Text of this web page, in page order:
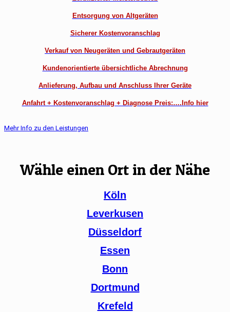
Entsorgung von Altgeräten
Sicherer Kostenvoranschlag
Verkauf von Neugeräten und Gebrautgeräten
Kundenorientierte übersichtliche Abrechnung
Anlieferung, Aufbau und Anschluss Ihrer Geräte
Anfahrt + Kostenvoranschlag + Diagnose Preis:….Info hier
Mehr Info zu den Leistungen
Wähle einen Ort in der Nähe
Köln
Leverkusen
Düsseldorf
Essen
Bonn
Dortmund
Krefeld